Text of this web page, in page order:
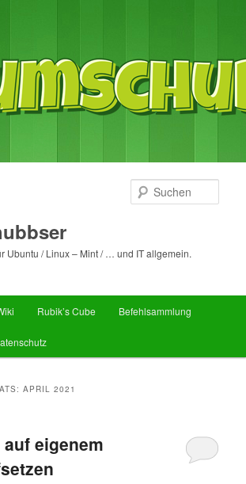
Ubuntu / Linux – Mint / … und IT allgemein.
Rubik’s Cube Befehlsammlung
APRIL 2021
eigenem